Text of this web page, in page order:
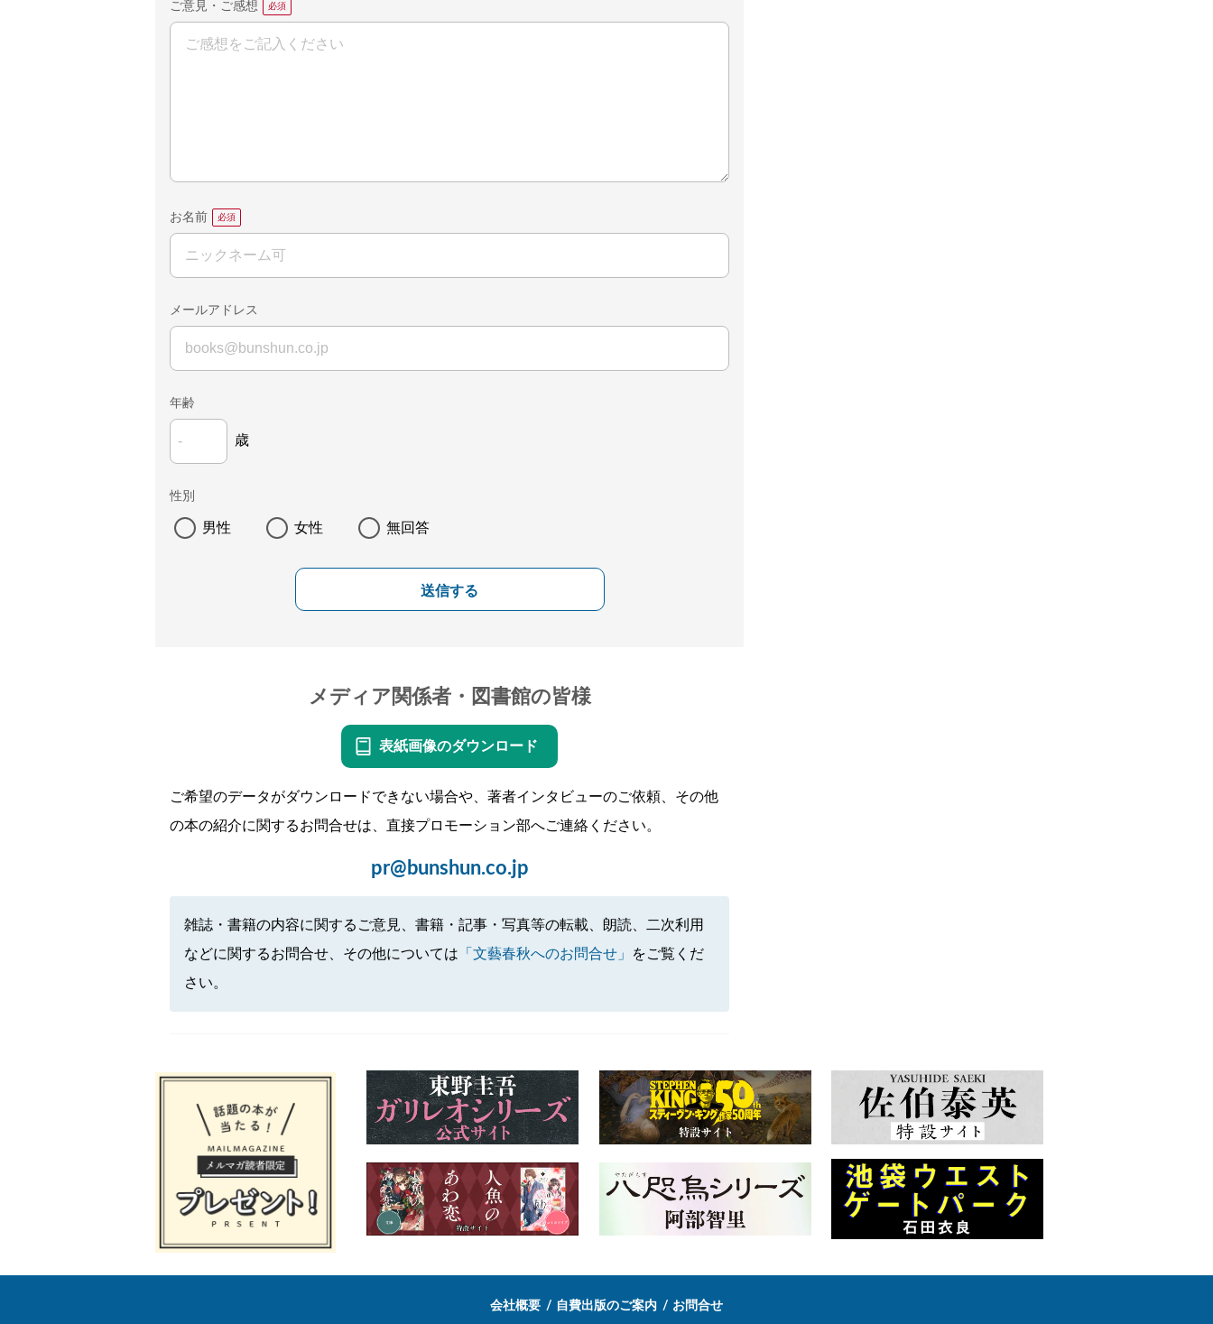
ご意見・ご感想
お名前
メールアドレス
年齢
歳
性別
男性 女性 無回答
送信する
メディア関係者・図書館の皆様
表紙画像のダウンロード
ご希望のデータがダウンロードできない場合や、著者インタビューのご依頼、その他
の本の紹介に関するお問合せは、直接プロモーション部へご連絡ください。
pr@bunshun.co.jp
雑誌・書籍の内容に関するご意見、書籍・記事・写真等の転載、朗読、二次利用
などに関するお問合せ、その他については 「文藝春秋へのお問合せ」
をご覧くだ
さい。
会社概要 自費出版のご案内 お問合せ